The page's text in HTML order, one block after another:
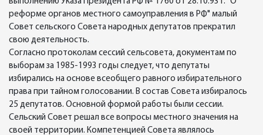
реформе органов местного самоуправления в РФ" малый
Совет сельского Совета народных депутатов прекратил
свою деятельность.
Согласно протоколам сессий сельсовета, документам по
выборам за 1985-1993 годы следует, что депутаты
избирались на основе всеобщего равного избирательного
права при тайном голосовании. В состав Совета избиралось
25 депутатов. Основной формой работы были сессии.
Сельский Совет решал все вопросы местного значения на
своей территории. Компетенцией Совета являлось